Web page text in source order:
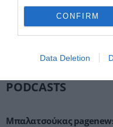
CONFIRM
Data Deletion
ΡΟΗ ΕΙΔΗΣΕΩΝ
PODCASTS
Μπαλατσούκας